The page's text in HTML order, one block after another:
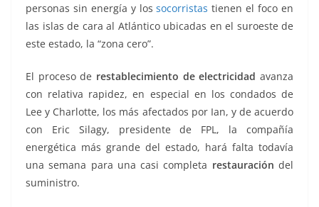
personas sin energía y lossocorristas tienen el foco en
las islas de cara al Atlántico ubicadas en el suroeste de
este estado, la “zona cero”.
El proceso de restablecimiento de electricidad avanza
con relativa rapidez, en especial en los condados de
Lee y Charlotte, los más afectados por Ian, y de acuerdo
con Eric Silagy, presidente de FPL, la compañía
energética más grande del estado, hará falta todavía
una semana para una casi completa restauración del
suministro.